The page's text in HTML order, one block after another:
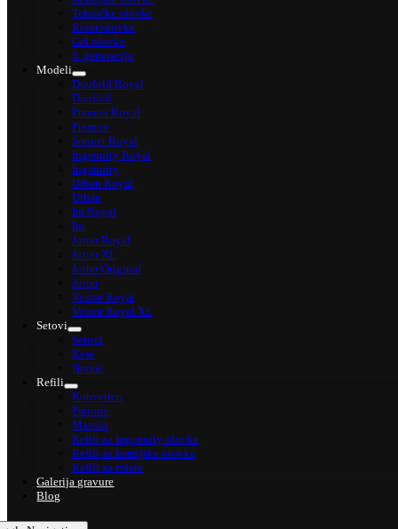
Tehničke olovke
Roler olovke
Gel olovke
5. generacija
Modeli
Duofold Royal
Duofold
Premier Royal
Premier
Sonnet Royal
Ingenuity Royal
Ingenuity
Urban Royal
Urban
Im Royal
Im
Jotter Royal
Jotter XL
Jotter Original
Jotter
Vector Royal
Vector Royal XL
Setovi
Setovi
Kese
Notesi
Refili
Konverteri
Patrone
Mastila
Refili za Ingenuity olovke
Refili za hemijske olovke
Refili za rolere
Galerija gravure
Blog